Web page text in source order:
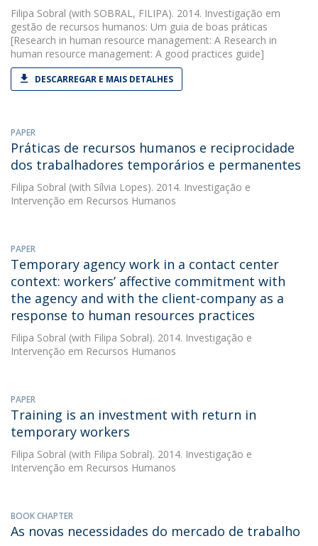
Filipa Sobral (with SOBRAL, FILIPA). 2014. Investigação em
gestão de recursos humanos: Um guia de boas práticas
[Research in human resource management: A Research in
human resource management: A good practices guide]
DESCARREGAR E MAIS DETALHES
PAPER
Práticas de recursos humanos e reciprocidade
dos trabalhadores temporários e permanentes
Filipa Sobral (with Sílvia Lopes). 2014. Investigação e
Intervenção em Recursos Humanos
PAPER
Temporary agency work in a contact center
context: workers’ affective commitment with
the agency and with the client-company as a
response to human resources practices
Filipa Sobral (with Filipa Sobral). 2014. Investigação e
Intervenção em Recursos Humanos
PAPER
Training is an investment with return in
temporary workers
Filipa Sobral (with Filipa Sobral). 2014. Investigação e
Intervenção em Recursos Humanos
BOOK CHAPTER
As novas necessidades do mercado de trabalho